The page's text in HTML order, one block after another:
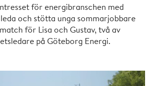
för energibranschen med
och stötta unga sommarjobbare
för Lisa och Gustav, två av
på Göteborg Energi.